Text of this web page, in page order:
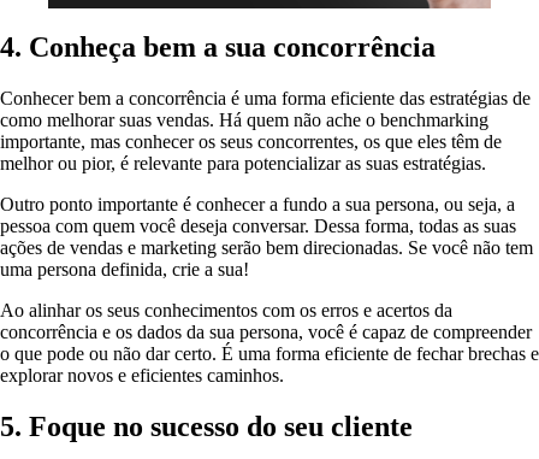
4. Conheça bem a sua concorrência
Conhecer bem a concorrência é uma forma eficiente das estratégias de
como melhorar suas vendas. Há quem não ache o benchmarking
importante, mas conhecer os seus concorrentes, os que eles têm de
melhor ou pior, é relevante para potencializar as suas estratégias.
Outro ponto importante é conhecer a fundo a sua persona, ou seja, a
pessoa com quem você deseja conversar. Dessa forma, todas as suas
ações de vendas e marketing serão bem direcionadas. Se você não tem
uma persona definida, crie a sua!
Ao alinhar os seus conhecimentos com os erros e acertos da
concorrência e os dados da sua persona, você é capaz de compreender
o que pode ou não dar certo. É uma forma eficiente de fechar brechas e
explorar novos e eficientes caminhos.
5. Foque no sucesso do seu cliente